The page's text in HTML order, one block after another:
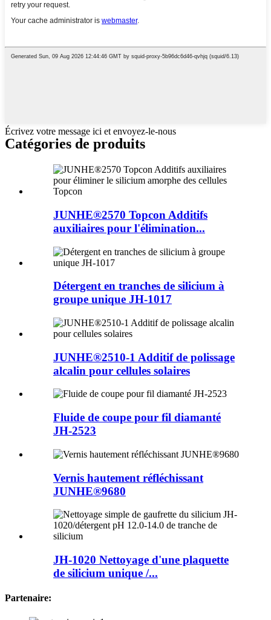
Écrivez votre message ici et envoyez-le-nous
Catégories de produits
JUNHE®2570 Topcon Additifs
auxiliaires pour l'élimination...
Détergent en tranches de silicium à
groupe unique JH-1017
JUNHE®2510-1 Additif de polissage
alcalin pour cellules solaires
Fluide de coupe pour fil diamanté
JH-2523
Vernis hautement réfléchissant
JUNHE®9680
JH-1020 Nettoyage d'une plaquette
de silicium unique /...
Partenaire: